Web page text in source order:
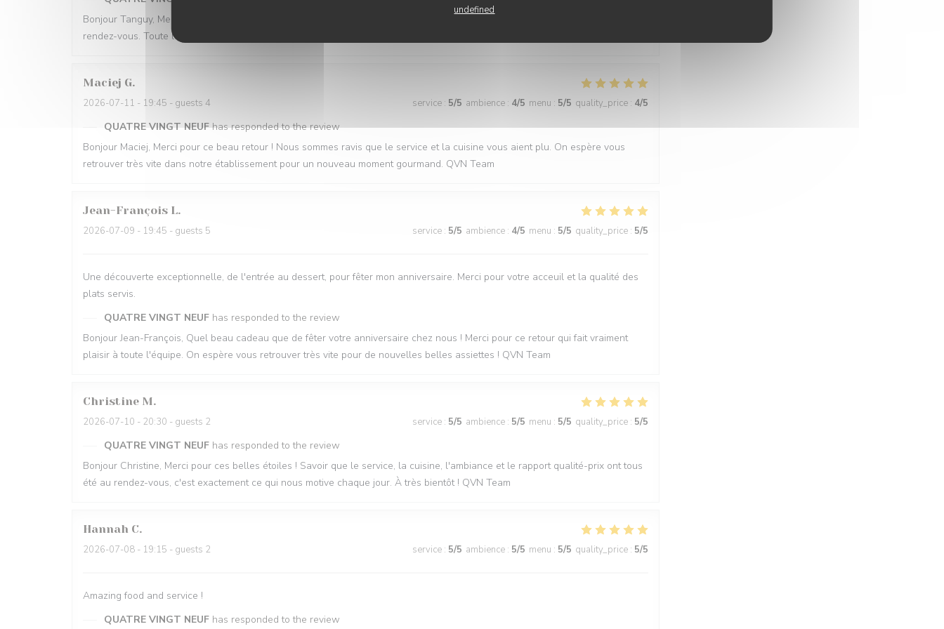
undefined
Bonjour Tanguy, Merci pour ce retour aussi généreux ! C'est une vraie fierté de savoir que l'ambiance et l'assiette ont été au
rendez-vous. Toute l'équipe sera ravie de vous lire. On espère vous retrouver très vite aux Batignolles ! QVN Team
Maciej G
2026-07-11 - 19:45 - guests 4 service : 5/5 ambience : 4/5 menu : 5/5 quality_price : 4/5
QUATRE VINGT NEUF has responded to the review
Bonjour Maciej, Merci pour ce beau retour ! Nous sommes ravis que le service et la cuisine vous aient plu. On espère vous
retrouver très vite dans notre établissement pour un nouveau moment gourmand. QVN Team
Jean-François L
2026-07-09 - 19:45 - guests 5 service : 5/5 ambience : 4/5 menu : 5/5 quality_price : 5/5
Une découverte exceptionnelle, de l'entrée au dessert, pour fêter mon anniversaire. Merci pour votre acceuil et la qualité des
plats servis.
QUATRE VINGT NEUF has responded to the review
Bonjour Jean-François, Quel beau cadeau que de fêter votre anniversaire chez nous ! Merci pour ce retour qui fait vraiment
plaisir à toute l'équipe. On espère vous retrouver très vite pour de nouvelles belles assiettes ! QVN Team
Christine M
2026-07-10 - 20:30 - guests 2 service : 5/5 ambience : 5/5 menu : 5/5 quality_price : 5/5
QUATRE VINGT NEUF has responded to the review
Bonjour Christine, Merci pour ces belles étoiles ! Savoir que le service, la cuisine, l'ambiance et le rapport qualité-prix ont tous
été au rendez-vous, c'est exactement ce qui nous motive chaque jour. À très bientôt ! QVN Team
Hannah C
2026-07-08 - 19:15 - guests 2 service : 5/5 ambience : 5/5 menu : 5/5 quality_price : 5/5
Amazing food and service !
QUATRE VINGT NEUF has responded to the review